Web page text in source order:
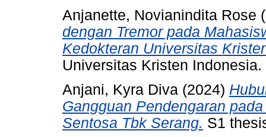
Anjanette, Novianindita Rose
dengan Tremor pada
Kedokteran Universitas
Universitas Kristen Indonesia.
Anjani, Kyra Diva (2024)
Gangguan Pendengaran
Sentosa Tbk Serang. S1